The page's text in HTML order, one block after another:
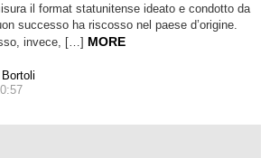
il format statunitense ideato e condotto da
successo ha riscosso nel paese d’origine.
invece, […] MORE